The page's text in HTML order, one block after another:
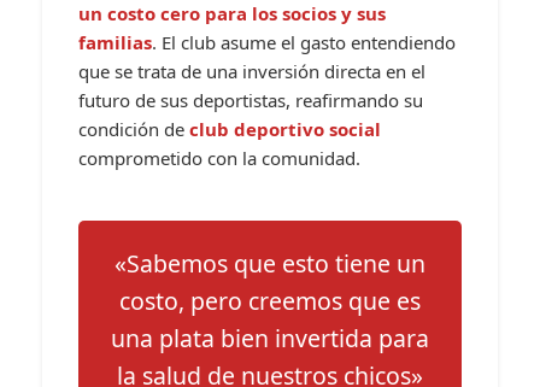
un costo cero para los socios y sus
familias. El club asume el gasto entendiendo
que se trata de una inversión directa en el
futuro de sus deportistas, reafirmando su
condición de club deportivo social
comprometido con la comunidad.
«Sabemos que esto tiene un
costo, pero creemos que es
una plata bien invertida para
la salud de nuestros chicos»